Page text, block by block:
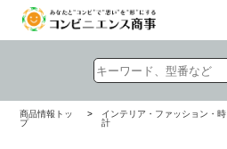
商品情報トッ
プ
>
インテリア・ファッション・時
計